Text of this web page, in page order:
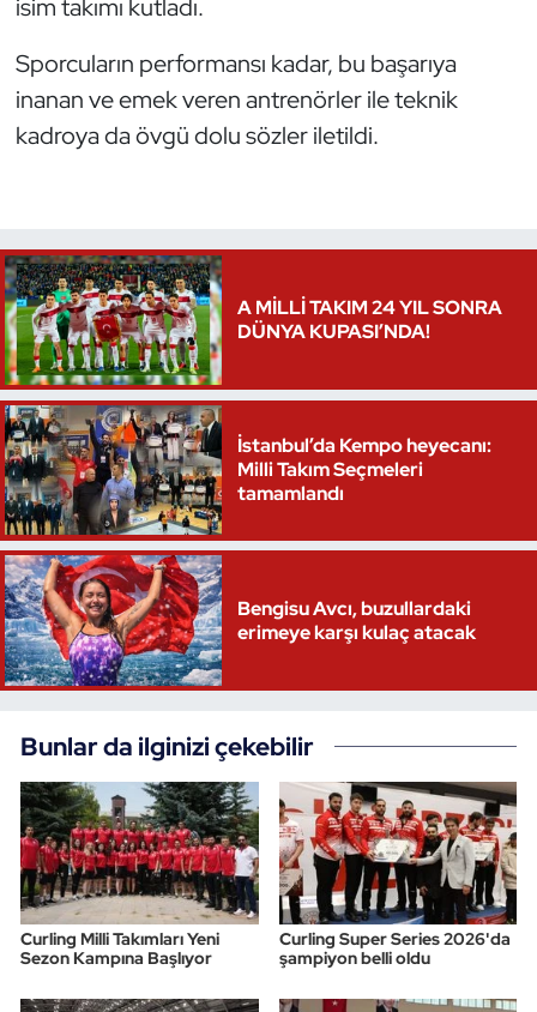
isim takımı kutladı.
Sporcuların performansı kadar, bu başarıya
inanan ve emek veren antrenörler ile teknik
kadroya da övgü dolu sözler iletildi.
A MİLLİ TAKIM 24 YIL SONRA
DÜNYA KUPASI’NDA!
İstanbul’da Kempo heyecanı:
Milli Takım Seçmeleri
tamamlandı
Bengisu Avcı, buzullardaki
erimeye karşı kulaç atacak
Bunlar da ilginizi çekebilir
Curling Milli Takımları Yeni
Sezon Kampına Başlıyor
Curling Super Series 2026'da
şampiyon belli oldu
Triatlon
Voleybol
Yelken
Yüzme